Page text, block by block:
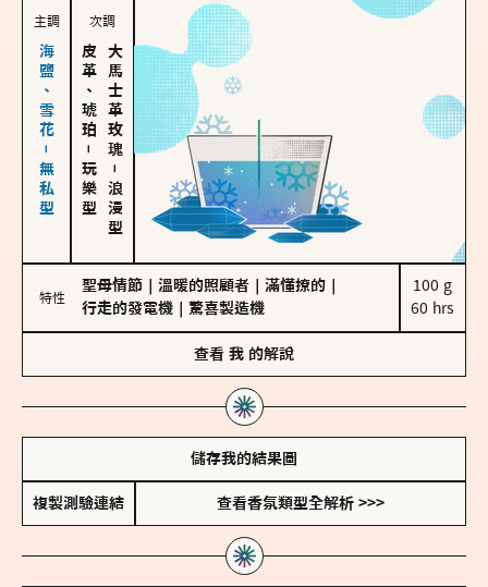
主調
海鹽、雪花－無私型
次調
皮革、琥珀
－
玩樂型
大馬士革玫瑰
－
浪漫型
特性
聖母情節 溫暖的照顧者 滿懂撩的
行走的發電機
驚喜製造機
100 g
60 hrs
查看 我 的解說
儲存我的結果圖
複製測驗連結 查看香氛類型全解析 >>>